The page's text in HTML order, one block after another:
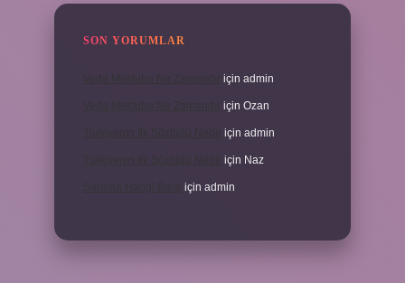
SON YORUMLAR
için admin
için Ozan
Türkiyenin Ilk Sözlüğü Nedir için admin
Türkiyenin Ilk Sözlüğü Nedir için Naz
için admin